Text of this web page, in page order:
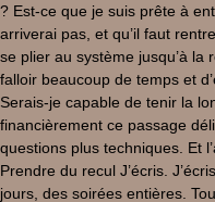
? Est-ce que je suis prête à
arriverai pas, et qu’il faut
se plier au système jusqu’à la
falloir beaucoup de temps et
Serais-je capable de tenir la
financièrement ce passage
questions plus techniques. Et
Prendre du recul J’écris.
jours, des soirées entières.